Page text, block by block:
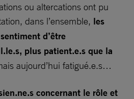
ou altercations ont pu
dans l’ensemble, les
d’être
plus patient.e.s que la
aujourd’hui fatigué.e.s…
concernant le rôle et